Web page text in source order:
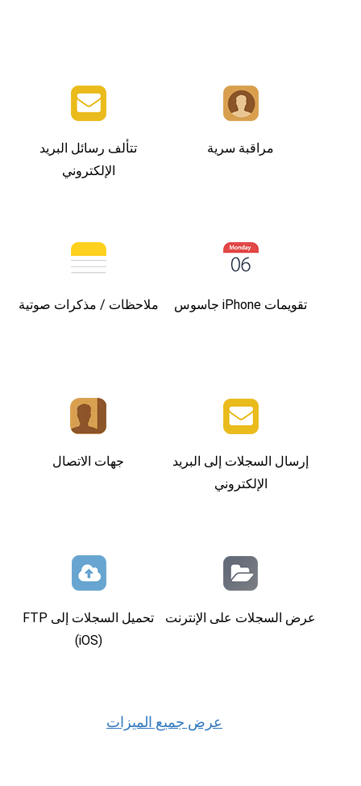
تتألف رسائل البريد
الإلكتروني
مراقبة سرية
ملاحظات / مذكرات صوتية تقويمات iPhone جاسوس
جهات الاتصال
إرسال السجلات إلى البريد
الإلكتروني
تحميل السجلات إلى FTP
(iOS)
عرض السجلات على الإنترنت
عرض جميع الميزات